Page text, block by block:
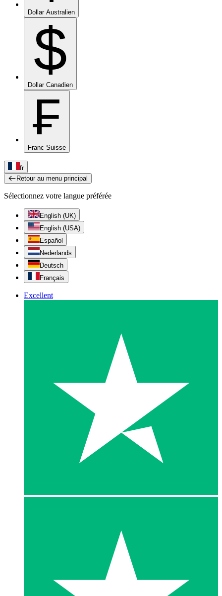
Dollar Australien
$
Dollar Canadien
₣
Franc Suisse
fr
Retour au menu principal
Sélectionnez votre langue préférée
English (UK)
English (USA)
Español
Nederlands
Deutsch
Français
Excellent